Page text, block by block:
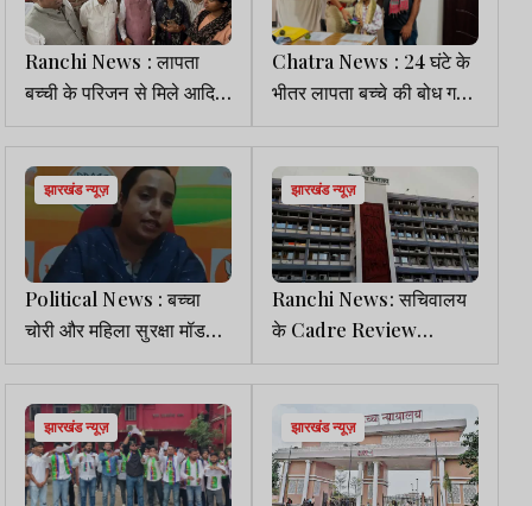
Ranchi News : लापता
बच्ची के परिजन से मिले आदित्य
साहू, सुरक्षित बरामदगी ना होने
पर आंदोलन की चेतावनी
Chatra News : 24 घंटे के
भीतर लापता बच्चे की बोध गया
से सकुशल बरामदगी
झारखंड न्यूज़
Political News : बच्चा
चोरी और महिला सुरक्षा मॉडल
पर बीजेपी ने सरकार को घेरा
झारखंड न्यूज़
Ranchi News: सचिवालय
के Cadre Review
Committee की बैठक कल
झारखंड न्यूज़ झारखंड न्यूज़